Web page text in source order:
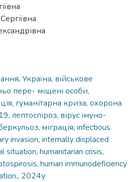
, Україна, військове
пере- міщені особи,
, гуманітарна криза, охорона
, лептоспіроз, вірус імуно-
, міграція, infectious
invasion, internally displaced
situation, humanitarian crisis,
, human immunodeficiency
, 2024у